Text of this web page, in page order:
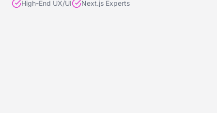
High-End UX/UI Next.js Experts